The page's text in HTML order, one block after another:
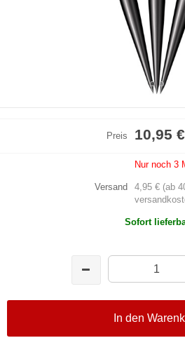
Preis 10,95 €
Nur noch 3
Versand
4,95 € (ab
Sofort
In den